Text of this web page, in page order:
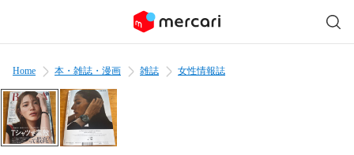
Home 本・雑誌・漫画 雑誌 女性情報誌